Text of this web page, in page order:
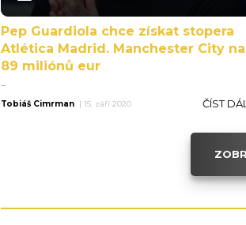
Pep Guardiola chce získat stopera
Atlética Madrid. Manchester City
89 miliónů eur
...
Tobiáš Cimrman | 15. září 2020 ČÍST